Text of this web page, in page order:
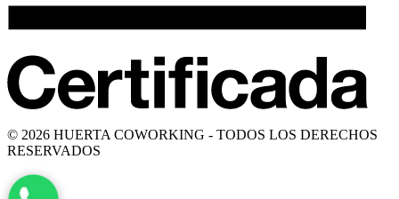
© 2026 HUERTA COWORKING - TODOS LOS DERECHOS
RESERVADOS